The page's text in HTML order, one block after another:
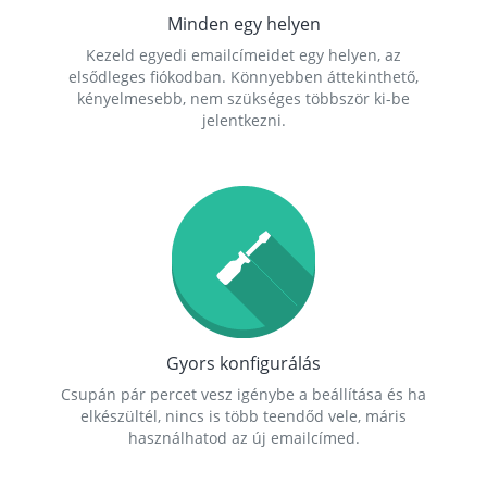
Minden egy helyen
Kezeld egyedi emailcímeidet egy helyen, az
elsődleges fiókodban. Könnyebben áttekinthető,
kényelmesebb, nem szükséges többször ki-be
jelentkezni.
Gyors konfigurálás
Csupán pár percet vesz igénybe a beállítása és ha
elkészültél, nincs is több teendőd vele, máris
használhatod az új emailcímed.